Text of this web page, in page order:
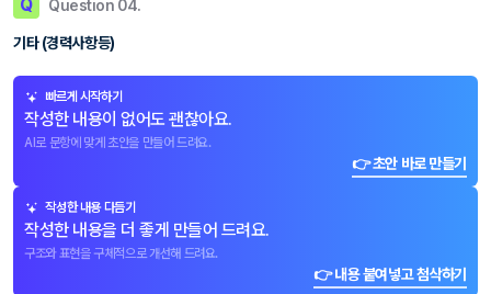
Q Question 04.
기타 (경력사항등)
빠르게 시작하기
작성한 내용이 없어도 괜찮아요.
AI로 문항에 맞게 초안을 만들어 드려요.
👉 초안 바로 만들기
작성한 내용 다듬기
작성한 내용을 더 좋게 만들어 드려요.
구조와 표현을 구체적으로 개선해 드려요.
👉 내용 붙여넣고 첨삭하기